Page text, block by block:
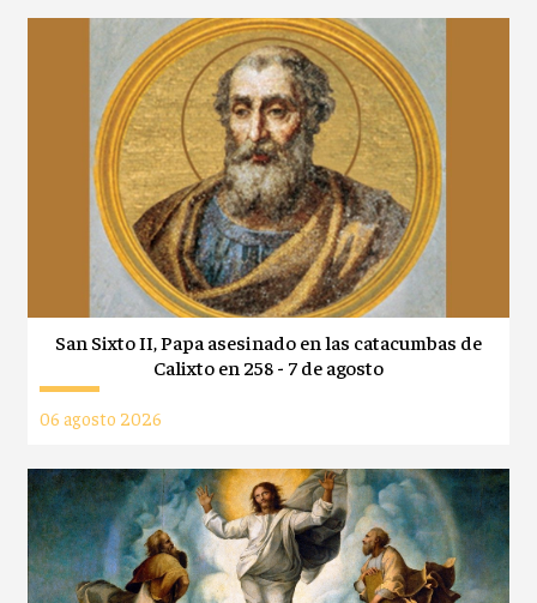
San Sixto II, Papa asesinado en las catacumbas de
Calixto en 258 - 7 de agosto
06 agosto 2026